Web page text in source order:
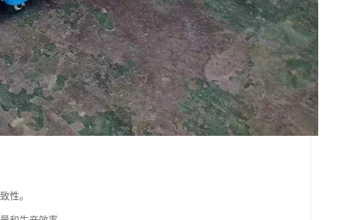
性。